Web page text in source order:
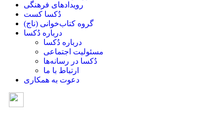
رویدادهای فرهنگی
دُکسا کست
گروه کتاب‌خوانی (ناج)
درباره دُکسا
درباره دُکسا
مسئولیت اجتماعی
دُکسا در رسانه‌ها
ارتباط با ما
دعوت به همکاری